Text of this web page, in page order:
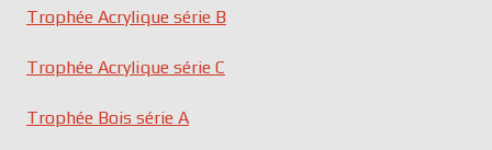
Trophée Acrylique série B
Trophée Acrylique série C
Trophée Bois série A